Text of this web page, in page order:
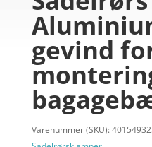
gevind
Varenummer (SKU):